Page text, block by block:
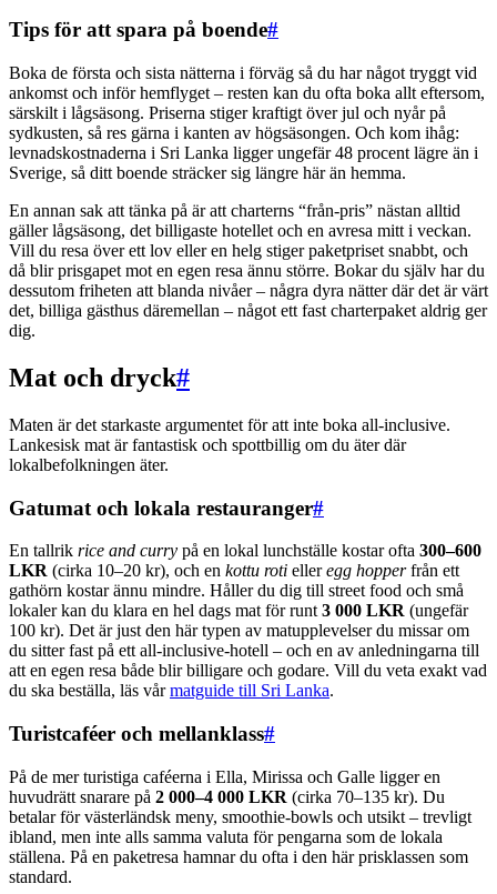
Tips för att spara på boende#
Boka de första och sista nätterna i förväg så du har något tryggt vid
ankomst och inför hemflyget – resten kan du ofta boka allt eftersom,
särskilt i lågsäsong. Priserna stiger kraftigt över jul och nyår på
sydkusten, så res gärna i kanten av högsäsongen. Och kom ihåg:
levnadskostnaderna i Sri Lanka ligger ungefär 48 procent lägre än i
Sverige, så ditt boende sträcker sig längre här än hemma.
En annan sak att tänka på är att charterns “från-pris” nästan alltid
gäller lågsäsong, det billigaste hotellet och en avresa mitt i veckan.
Vill du resa över ett lov eller en helg stiger paketpriset snabbt, och
då blir prisgapet mot en egen resa ännu större. Bokar du själv har du
dessutom friheten att blanda nivåer – några dyra nätter där det är värt
det, billiga gästhus däremellan – något ett fast charterpaket aldrig ger
dig.
Mat och dryck#
Maten är det starkaste argumentet för att inte boka all-inclusive.
Lankesisk mat är fantastisk och spottbillig om du äter där
lokalbefolkningen äter.
Gatumat och lokala restauranger#
En tallrik rice and curry på en lokal lunchställe kostar ofta 300–600
LKR (cirka 10–20 kr), och en kottu roti elleregg hopperfrån ett
gathörn kostar ännu mindre. Håller du dig till street food och små
lokaler kan du klara en hel dags mat för runt3 000 LKR (ungefär
100 kr). Det är just den här typen av matupplevelser du missar om
du sitter fast på ett all-inclusive-hotell – och en av anledningarna till
att en egen resa både blir billigare och godare. Vill du veta exakt vad
du ska beställa, läs vårmatguide till Sri Lanka.
Turistcaféer och mellanklass#
På de mer turistiga caféerna i Ella, Mirissa och Galle ligger en
huvudrätt snarare på 2 000–4 000 LKR (cirka 70–135 kr). Du
betalar för västerländsk meny, smoothie-bowls och utsikt – trevligt
ibland, men inte alls samma valuta för pengarna som de lokala
ställena. På en paketresa hamnar du ofta i den här prisklassen som
standard.